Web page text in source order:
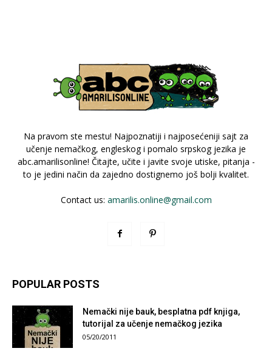
Na pravom ste mestu! Najpoznatiji i najposećeniji sajt za
učenje nemačkog, engleskog i pomalo srpskog jezika je
abc.amarilisonline! Čitajte, učite i javite svoje utiske, pitanja -
to je jedini način da zajedno dostignemo još bolji kvalitet.
Contact us: amarilis.online@gmail.com
POPULAR POSTS
Nemački nije bauk, besplatna pdf knjiga,
tutorijal za učenje nemačkog jezika
05/20/2011